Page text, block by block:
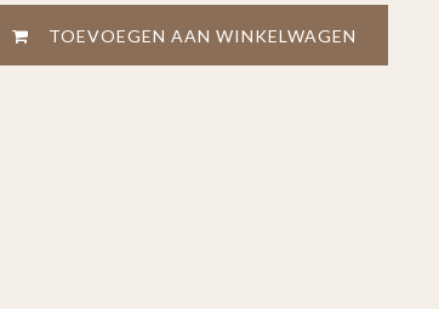
TOEVOEGEN AAN WINKELWAGEN